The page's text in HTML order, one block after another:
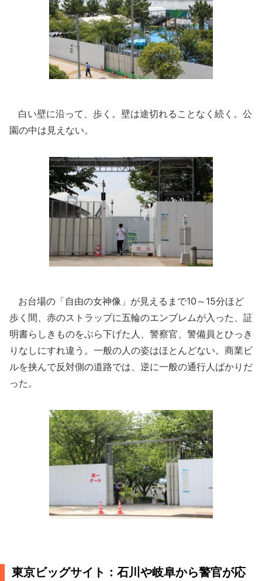
白い壁に沿って、歩く。壁は途切れることなく続く。公
園の中は見えない。
お台場の「自由の女神像」が見えるまで10～15分ほど
歩く間、赤のストラップに五輪のエンブレムが入った、証
明書らしきものをぶら下げた人、警察官、警備員とひっき
りなしにすれ違う。一般の人の姿はほとんどない。商業ビ
ルを挟んで反対側の道路では、逆に一般の通行人ばかりだ
った。
東京ビッグサイト：石川や岐阜から警官が応